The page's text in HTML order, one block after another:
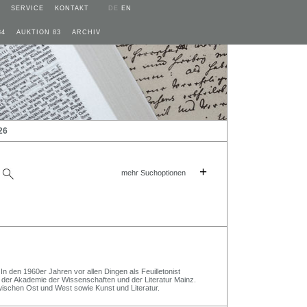
SERVICE KONTAKT DE EN
AUKTION 83 ARCHIV
mehr Suchoptionen +
den 1960er Jahren vor allen Dingen als Feuilletonist
Akademie der Wissenschaften und der Literatur Mainz.
Ost und West sowie Kunst und Literatur.